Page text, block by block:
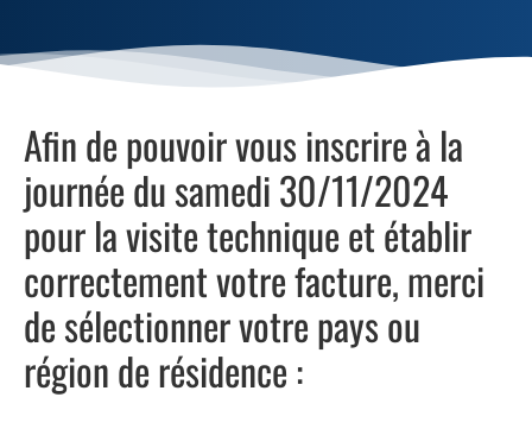
Afin de pouvoir vous inscrire à la
journée du samedi 30/11/2024
pour la visite technique et établir
correctement votre facture, merci
de sélectionner votre pays ou
région de résidence :